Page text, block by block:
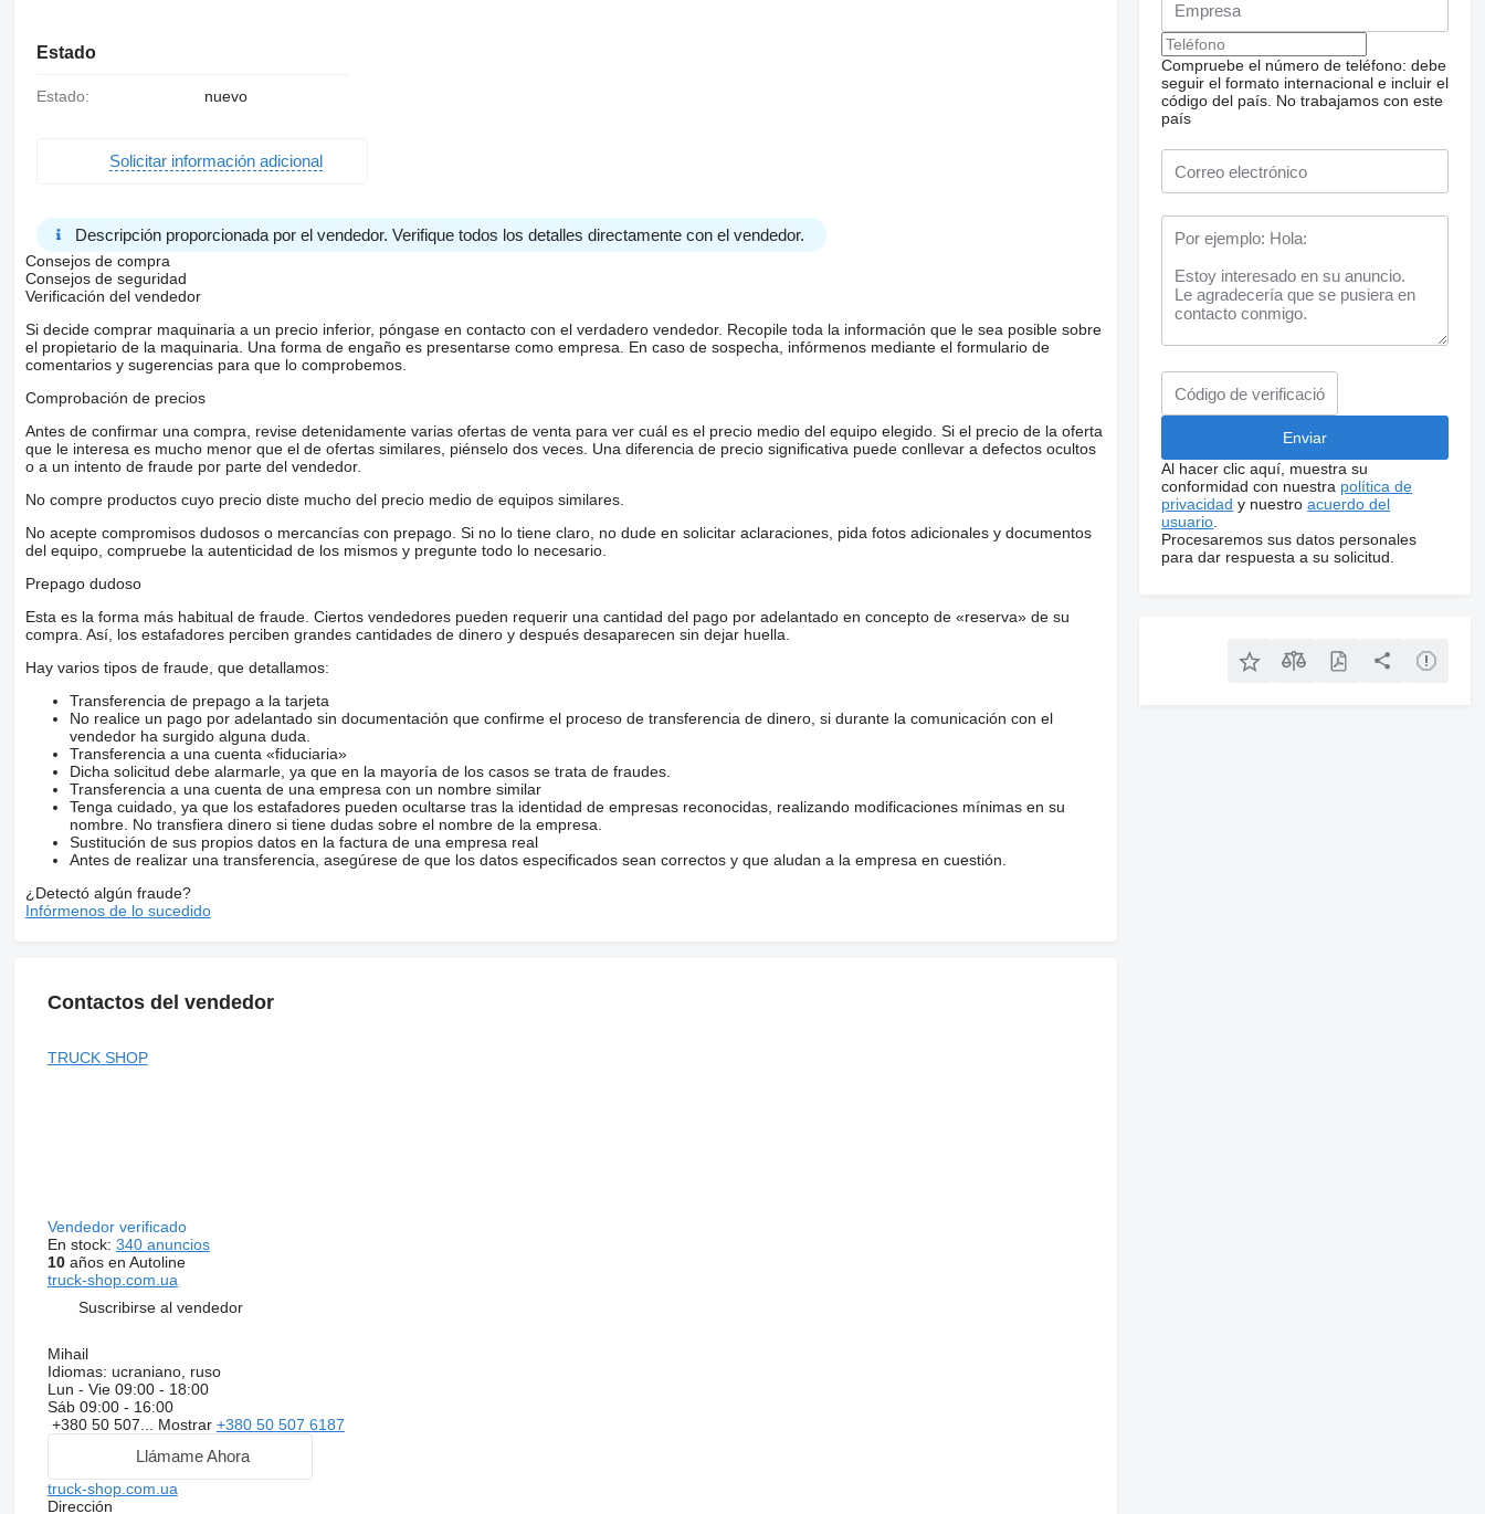
Estado
Estado: nuevo
Solicitar información adicional
Descripción proporcionada por el vendedor. Verifique todos los detalles directamente con el vendedor.
Consejos de compra
Consejos de seguridad
Verificación del vendedor
Si decide comprar maquinaria a un precio inferior, póngase en contacto con el verdadero vendedor. Recopile toda la información que le sea posible sobre
el propietario de la maquinaria. Una forma de engaño es presentarse como empresa. En caso de sospecha, infórmenos mediante el formulario de
comentarios y sugerencias para que lo comprobemos.
Comprobación de precios
Antes de confirmar una compra, revise detenidamente varias ofertas de venta para ver cuál es el precio medio del equipo elegido. Si el precio de la oferta
que le interesa es mucho menor que el de ofertas similares, piénselo dos veces. Una diferencia de precio significativa puede conllevar a defectos ocultos
o a un intento de fraude por parte del vendedor.
No compre productos cuyo precio diste mucho del precio medio de equipos similares.
No acepte compromisos dudosos o mercancías con prepago. Si no lo tiene claro, no dude en solicitar aclaraciones, pida fotos adicionales y documentos
del equipo, compruebe la autenticidad de los mismos y pregunte todo lo necesario.
Prepago dudoso
Esta es la forma más habitual de fraude. Ciertos vendedores pueden requerir una cantidad del pago por adelantado en concepto de «reserva» de su
compra. Así, los estafadores perciben grandes cantidades de dinero y después desaparecen sin dejar huella.
Hay varios tipos de fraude, que detallamos:
Transferencia de prepago a la tarjeta
No realice un pago por adelantado sin documentación que confirme el proceso de transferencia de dinero, si durante la comunicación con el
vendedor ha surgido alguna duda.
Transferencia a una cuenta «fiduciaria»
Dicha solicitud debe alarmarle, ya que en la mayoría de los casos se trata de fraudes.
Transferencia a una cuenta de una empresa con un nombre similar
Tenga cuidado, ya que los estafadores pueden ocultarse tras la identidad de empresas reconocidas, realizando modificaciones mínimas en su
nombre. No transfiera dinero si tiene dudas sobre el nombre de la empresa.
Sustitución de sus propios datos en la factura de una empresa real
Antes de realizar una transferencia, asegúrese de que los datos especificados sean correctos y que aludan a la empresa en cuestión.
¿Detectó algún fraude?
Infórmenos de lo sucedido
Contactos del vendedor
TRUCK SHOP
Vendedor verificado
En stock: 340 anuncios
10años en Autoline
truck-shop.com.ua
Suscribirse al vendedor
Mihail
Idiomas: ucraniano, ruso
Lun - Vie 09:00 - 18:00
Sáb 09:00 - 16:00
+380 50 507... Mostrar +380 50 507 6187
Llámame Ahora
truck-shop.com.ua
Dirección
Compruebe el número de teléfono: debe
seguir el formato internacional e incluir el
código del país. No trabajamos con este
país
Al hacer clic aquí, muestra su
conformidad con nuestra política de
privacidad y nuestroacuerdo del
usuario
Procesaremos sus datos personales
para dar respuesta a su solicitud.